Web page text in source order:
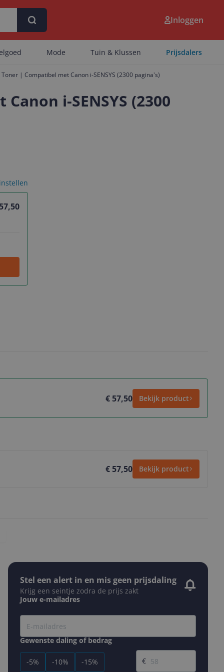
Inloggen
Mode Tuin & Klussen Prijsdalers
| Compatibel met Canon i-SENSYS (2300 pagina's)
i-SENSYS (2300
€ 57,50 Bekijk product
€ 57,50 Bekijk product
Stel een alert in en mis geen prijsdaling
Krijg een seintje zodra de prijs zakt
Jouw e-mailadres
Gewenste daling of bedrag
-5% -10% -15%
Gewenste prijs
€